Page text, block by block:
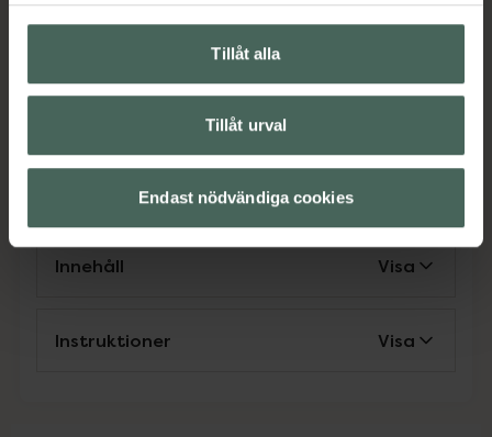
Tillåt alla
Tillåt urval
Endast nödvändiga cookies
Kost och hälsaKosttillskottKosttillskott
Rosenrot
Omdömen
Innehåll Visa
Instruktioner Visa